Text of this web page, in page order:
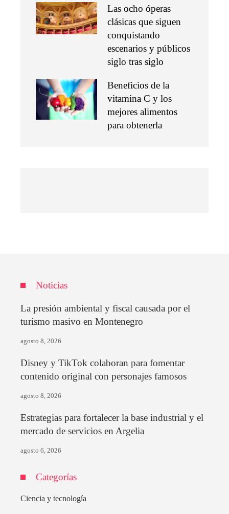
Las ocho óperas
clásicas que siguen
conquistando
escenarios y públicos
siglo tras siglo
Beneficios de la
vitamina C y los
mejores alimentos
para obtenerla
Noticias
La presión ambiental y fiscal causada por el
turismo masivo en Montenegro
agosto 8, 2026
Disney y TikTok colaboran para fomentar
contenido original con personajes famosos
agosto 8, 2026
Estrategias para fortalecer la base industrial y el
mercado de servicios en Argelia
agosto 6, 2026
Categorías
Ciencia y tecnología